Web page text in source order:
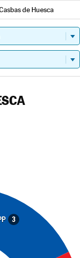
de Huesca
3